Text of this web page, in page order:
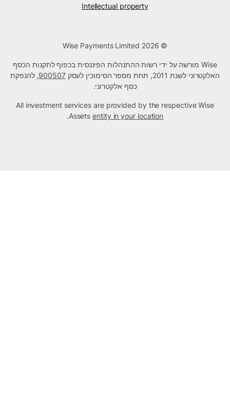
Intellectual property
Wise מורשה על ידי רשות ההתנהלות הפיננסית בכפוף לתקנות הכסף
האלקטרוני לשנת 2011, תחת מספר הסימוכין לעסק
900507, להנפקת
כסף אלקטרוני.
All investment services are provided by the respective Wise
Assetsentity in your location
.